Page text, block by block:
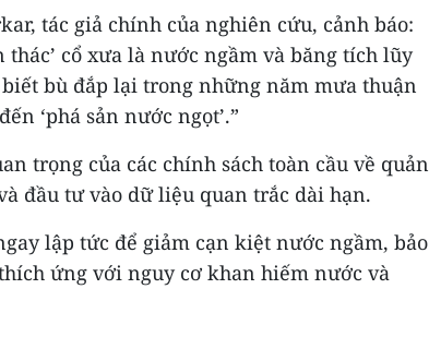
tác giả chính của nghiên cứu, cảnh báo:
thác’ cổ xưa là nước ngầm và băng tích lũy
bù đắp lại trong những năm mưa thuận
‘phá sản nước ngọt’.”
trọng của các chính sách toàn cầu về quản
đầu tư vào dữ liệu quan trắc dài hạn.
lập tức để giảm cạn kiệt nước ngầm, bảo
ứng với nguy cơ khan hiếm nước và